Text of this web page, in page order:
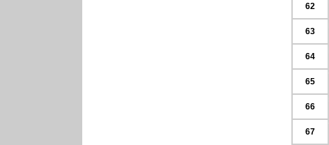
62
63
64
65
66
67